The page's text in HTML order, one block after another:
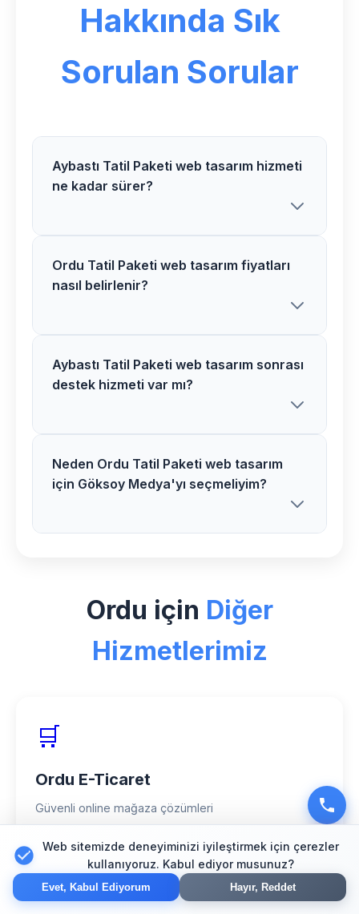
Hakkında Sık
Sorulan Sorular
Aybastı Tatil Paketi web tasarım hizmeti
ne kadar sürer?
Göksoy Medya olarak Aybastı
bölgesindeki Tatil Paketi web tasarım
kapsamına göre süre değişiklik
gösterebilir.
Ordu Tatil Paketi web tasarım fiyatları
nasıl belirlenir?
Ordu bölgesindeki Tatil Paketi web
tasarım fiyatlarımız proje kapsamı,
iletişime geçebilirsiniz.
Aybastı Tatil Paketi web tasarım sonrası
destek hizmeti var mı?
Evet, Aybastı bölgesindeki tüm
müşterilerimize Tatil Paketi web tasarım
bakım hizmeti sunuyoruz.
Neden Ordu Tatil Paketi web tasarım
için Göksoy Medya'yı seçmeliyim?
ekibimiz ve müşteri memnuniyeti odaklı
yaklaşımımızla web tasarım alanında
güvenilir bir partner olarak hizmet
Ordu için Diğer
Hizmetlerimiz
🛒
Ordu E-Ticaret
Güvenli online mağaza çözümleri
🔍
Web sitemizde deneyiminizi iyileştirmek için çerezler
kullanıyoruz. Kabul ediyor musunuz?
Evet, Kabul Ediyorum Hayır, Reddet